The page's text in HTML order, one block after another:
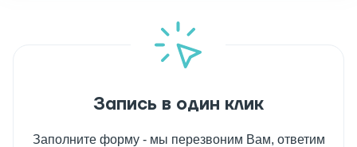
Запись в один клик
Заполните форму - мы перезвоним Вам, ответим